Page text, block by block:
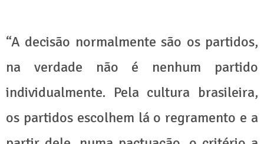
“A decisão normalmente são os partidos,
na verdade não é nenhum partido
individualmente. Pela cultura brasileira,
os partidos escolhem lá o regramento e a